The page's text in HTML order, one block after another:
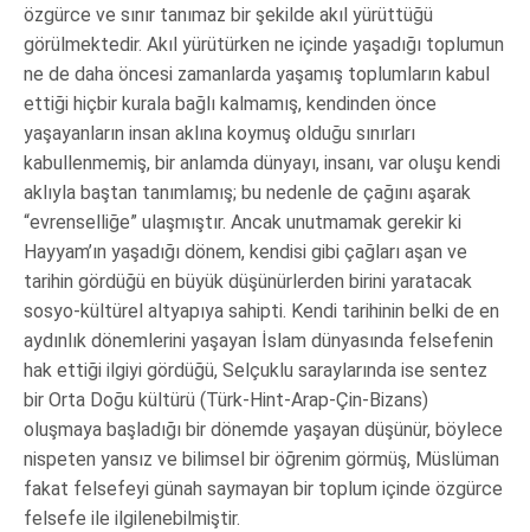
özgürce ve sınır tanımaz bir şekilde akıl yürüttüğü
görülmektedir. Akıl yürütürken ne içinde yaşadığı toplumun
ne de daha öncesi zamanlarda yaşamış toplumların kabul
ettiği hiçbir kurala bağlı kalmamış, kendinden önce
yaşayanların insan aklına koymuş olduğu sınırları
kabullenmemiş, bir anlamda dünyayı, insanı, var oluşu kendi
aklıyla baştan tanımlamış; bu nedenle de çağını aşarak
“evrenselliğe” ulaşmıştır. Ancak unutmamak gerekir ki
Hayyam’ın yaşadığı dönem, kendisi gibi çağları aşan ve
tarihin gördüğü en büyük düşünürlerden birini yaratacak
sosyo-kültürel altyapıya sahipti. Kendi tarihinin belki de en
aydınlık dönemlerini yaşayan İslam dünyasında felsefenin
hak ettiği ilgiyi gördüğü, Selçuklu saraylarında ise sentez
bir Orta Doğu kültürü (Türk-Hint-Arap-Çin-Bizans)
oluşmaya başladığı bir dönemde yaşayan düşünür, böylece
nispeten yansız ve bilimsel bir öğrenim görmüş, Müslüman
fakat felsefeyi günah saymayan bir toplum içinde özgürce
felsefe ile ilgilenebilmiştir.